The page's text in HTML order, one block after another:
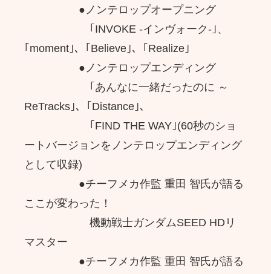
●ノンテロップオープニング
｢INVOKE -インヴォーク-｣、
｢moment｣、｢Believe｣、｢Realize｣
●ノンテロップエンディング
｢あんなに一緒だったのに ～
ReTracks｣、｢Distance｣、
｢FIND THE WAY｣(60秒のショ
ートバージョンをノンテロップエンディング
として収録)
●チーフメカ作監 重田 智氏が語る
ここが変わった！
機動戦士ガンダムSEED HDリ
マスター
●チーフメカ作監 重田 智氏が語る